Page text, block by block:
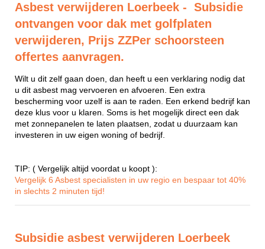
Asbest verwijderen Loerbeek - Subsidie
ontvangen voor dak met golfplaten
verwijderen, Prijs ZZPer schoorsteen
offertes aanvragen.
Wilt u dit zelf gaan doen, dan heeft u een verklaring nodig dat
u dit asbest mag vervoeren en afvoeren. Een extra
bescherming voor uzelf is aan te raden. Een erkend bedrijf kan
deze klus voor u klaren. Soms is het mogelijk direct een dak
met zonnepanelen te laten plaatsen, zodat u duurzaam kan
investeren in uw eigen woning of bedrijf.
TIP: ( Vergelijk altijd voordat u koopt ):
Vergelijk 6 Asbest specialisten in uw regio en bespaar tot 40%
in slechts 2 minuten tijd!
Subsidie asbest verwijderen Loerbeek